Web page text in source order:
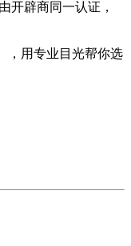
开辟商同一认证，
，用专业目光帮你选